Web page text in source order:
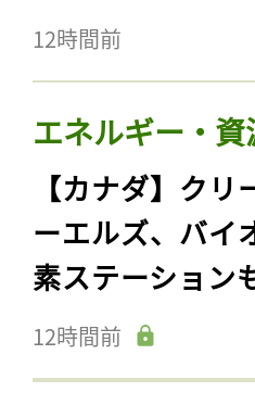
12時間前
エネルギー・資
【カナダ】ク
ーエルズ、バイ
素ステーション
12時間前